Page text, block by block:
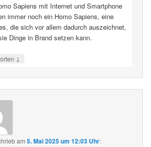
Sapiens mit Internet und Smartphone
immer noch ein Homo Sapiens, eine
die sich vor allem dadurch auszeichnet,
Dinge in Brand setzen kann.
↓
am5. Mai 2025 um 12:03 Uhr: